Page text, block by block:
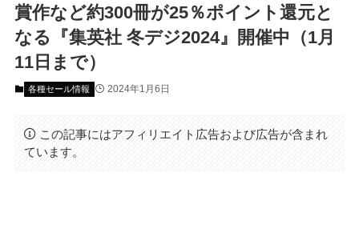
賞作など約300冊が25％ポイント還元と
なる『集英社 冬デジ2024』開催中（1月
11日まで）
各種セール情報 2024年1月6日
この記事にはアフィリエイト広告および広告が含まれ
ています。